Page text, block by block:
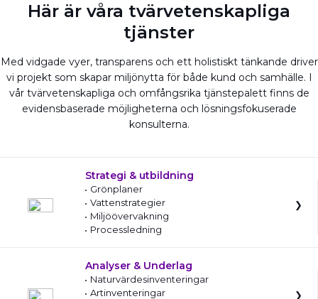
Här är våra tvärvetenskapliga
tjänster
Med vidgade vyer, transparens och ett holistiskt tänkande driver
vi projekt som skapar miljönytta för både kund och samhälle. I
vår tvärvetenskapliga och omfångsrika tjänstepalett finns de
evidensbaserade möjligheterna och lösningsfokuserade
konsulterna.
Strategi & utbildning
Grönplaner
Vattenstrategier
Miljöövervakning
Processledning
Analyser & Underlag
Naturvärdesinventeringar
Artinventeringar